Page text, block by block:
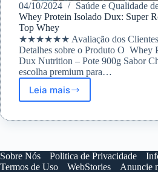
04/10/2024
Saúde e Qualidade
Whey Protein Isolado Dux: Super
Top Whey
★★★★★★ Avaliação dos Clientes:
Detalhes sobre o Produto O Whey
Dux Nutrition – Pote 900g Sabor
escolha premium para…
Leia mais
Whey
Isolado
Review.
E
Sobre Nós Politica de Privacidade
Termos de Uso
WebStories Anuncie